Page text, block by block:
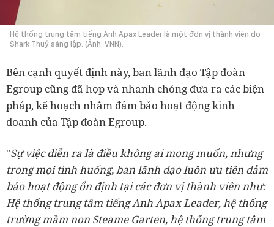
Hệ thống trung tâm tiếng Anh Apax Leader là một đơn vị thành viên do
Shark Thuỷ sáng lập. (Ảnh: VNN).
Bên cạnh quyết định này, ban lãnh đạo Tập đoàn
Egroup cũng đã họp và nhanh chóng đưa ra các biện
pháp, kế hoạch nhằm đảm bảo hoạt động kinh
doanh của Tập đoàn Egroup.
"Sự việc diễn ra là điều không ai mong muốn, nhưng
trong mọi tình huống, ban lãnh đạo luôn ưu tiên đảm
bảo hoạt động ổn định tại các đơn vị thành viên như:
Hệ thống trung tâm tiếng Anh Apax Leader, hệ thống
trường mầm non Steame Garten, hệ thống trung tâm